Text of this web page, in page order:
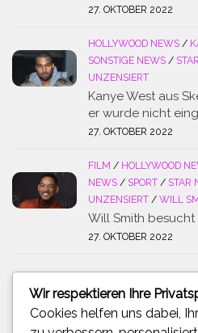
27. OKTOBER 2022
HOLLYWOOD NEWS /
SONSTIGE NEWS /
UNZENSIERT
Kanye West aus
er wurde nicht
27. OKTOBER 2022
FILM / HOLLYWOOD
NEWS / SPORT / STAR
UNZENSIERT / WILL
Will Smith besucht
27. OKTOBER 2022
SUCHE
Suchen
Wir respektieren Ihre
Cookies helfen uns dabei,